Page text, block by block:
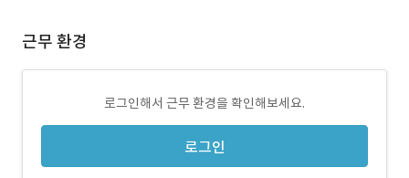
근무 환경
로그인해서 근무 환경을 확인해보세요.
로그인